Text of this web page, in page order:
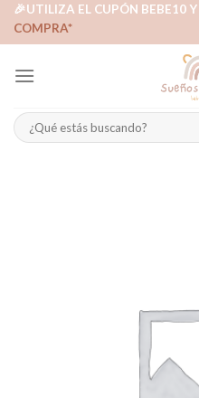
Skip🎉UTILIZA EL CUPÓN BEBE10 Y
COMPRA*
Buscar
por: